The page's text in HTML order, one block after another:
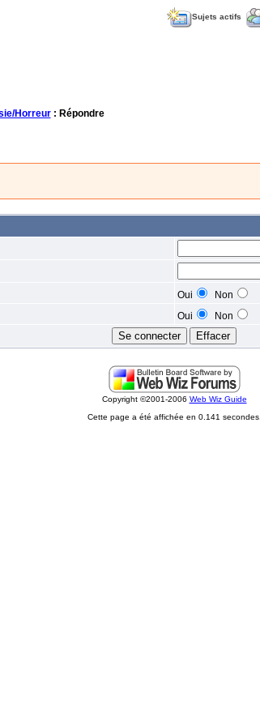
Sujets actifs
Horreur: Répondre
Oui
Non
Oui Non
Copyright ©2001-2006 Web Wiz Guide
Cette page a été affichée en 0.141 secondes.